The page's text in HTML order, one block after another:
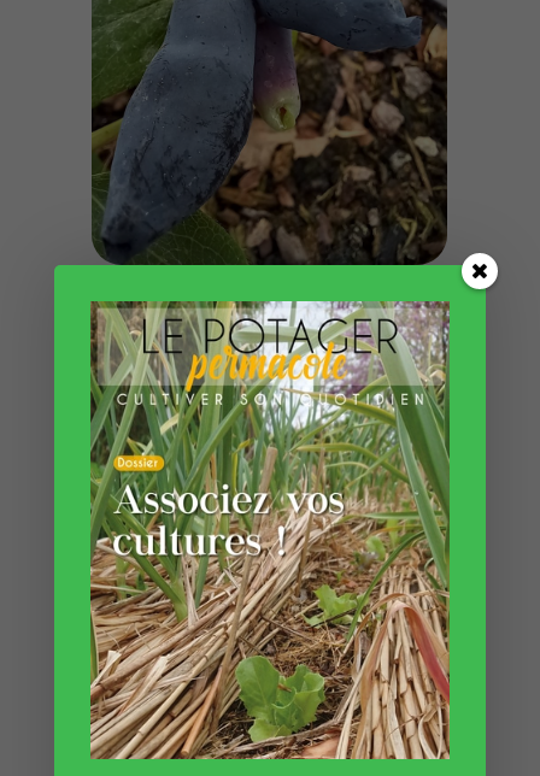
Dirigez-vous vers des
variétés canadiennes, elles sont meilleures que
les variétés russes. Actuellement, les
nouvelles variétés les plus intéressantes sont
‘Boreal Blizzard’ et ‘Boreal Beauty’. Leur
fructification est plus importante et les fruits
sont plus gros. On peut compléter avec des
variétés plus précoces que ces deux tardives,
comme toutes les variétés qui commencent par
Indigo : ‘Indigo Yum’, ‘Indigo Treat’, ‘Indigo
Gem’. Mais elles ne se polliniseront pas entre
elles, il faudra des pollinisateurs comme
‘Aurora’, ‘Honey Bee’, ‘Berry Blue’, ‘Vostorg’. Un
plant suffira.
Pour une bonne pollinisation, nous vous